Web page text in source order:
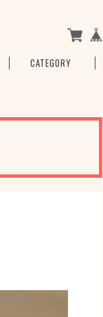
CATEGORY